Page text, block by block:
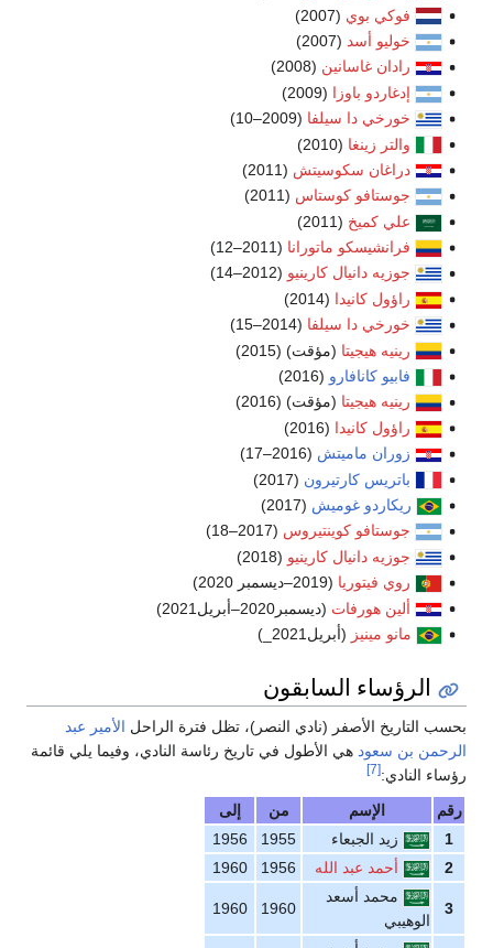
فوكي بوي (2007)
خوليو أسد (2007)
رادان غاسانين(2008)
إدغاردو باوزا(2009)
خورخي دا سيلفا(2009–10)
والتر زينغا
(2010)
دراغان سكوسيتش(2011)
جوستافو كوستاس(2011)
علي كميخ
(2011)
فرانشيسكو ماتورانا(2011–12)
جوزيه دانيال كارينيو(2012–14)
راؤول كانيدا(2014)
خورخي دا سيلفا(2014–15)
رينيه هيجيتا (مؤقت) (2015)
فابيو كانافارو(2016)
رينيه هيجيتا (مؤقت) (2016)
راؤول كانيدا(2016)
زوران ماميتش(2016–17)
باتريس كارتيرون (2017)
ريكاردو غوميش(2017)
جوستافو كوينتيروس(2017–18)
جوزيه دانيال كارينيو(2018)
روي فيتوريا (2019–ديسمبر 2020)
ألين هورفات(ديسمبر2020–أبريل2021)
مانو مينيز (أبريل2021_)
السابقون
الأصفر (نادي النصر)، تظل فترة الراحل الأمير عبد
بن سعودهي الأطول في تاريخ رئاسة النادي، وفيما يلي قائمة
الإسم من
إلى
زيد الجبعاء
1955
1956
أحمد عبد الله
1956
1960
محمد أسعد
1960
1960